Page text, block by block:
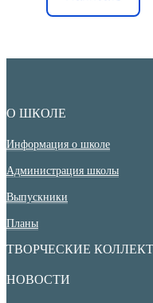
О ШКОЛЕ
Информация о школе
Администрация школы
Выпускники
Планы
ТВОРЧЕСКИЕ
НОВОСТИ